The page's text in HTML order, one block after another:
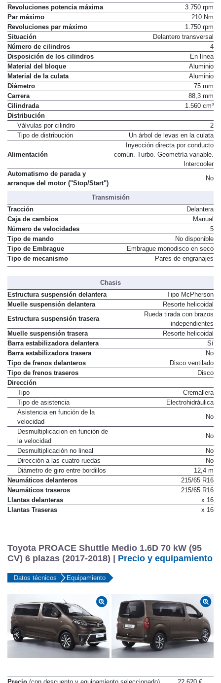
Revoluciones potencia máxima
3.750 rpm
Par máximo
210 Nm
Revoluciones par máximo
1.750 rpm
Situación
Delantero transversal
Número de cilindros
4
Disposición de los cilindros
En línea
Material del bloque
Aluminio
Material de la culata
Aluminio
Diámetro
75 mm
Carrera
88,3 mm
Cilindrada
1.560 cm³
Distribución
Válvulas por cilindro
2
Tipo de distribución
Un árbol de levas en la culata
Alimentación
Inyección directa por conducto
común. Turbo. Geometría variable.
Intercooler
Automatismo de parada y
arranque del motor ("Stop/Start")
No
Transmisión
Tracción
Delantera
Caja de cambios
Manual
Número de velocidades
5
Tipo de mando
No disponible
Tipo de Embrague
Embrague monodisco en seco
Tipo de mecanismo
Pares de engranajes
Chasis
Estructura suspensión delantera
Tipo McPherson
Muelle suspensión delantera
Resorte helicoidal
Estructura suspensión trasera
Rueda tirada con brazos
independientes
Muelle suspensión trasera
Resorte helicoidal
Barra estabilizadora delantera
Sí
Barra estabilizadora trasera
No
Tipo de frenos delanteros
Disco ventilado
Tipo de frenos traseros
Disco
Dirección
Tipo
Cremallera
Tipo de asistencia
Electrohidráulica
Asistencia en función de la
velocidad
No
Desmultiplicacion en función de
la velocidad
No
Desmultiplicación no lineal
No
Dirección a las cuatro ruedas
No
Diámetro de giro entre bordillos
12,4 m
Neumáticos delanteros
215/65 R16
Neumáticos traseros
215/65 R16
Llantas delanteras
x 16
Llantas Traseras
x 16
Toyota PROACE Shuttle Medio 1.6D 70 kW (95
CV) 6 plazas (2017-2018) | Precio y equipamiento
Datos técnicos Equipamiento